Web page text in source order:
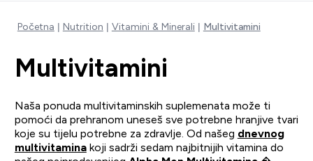
Početna Nutrition Vitamini & Minerali Multivitamini
Multivitamini
Naša ponuda multivitaminskih suplemenata može ti
pomoći da prehranom uneseš sve potrebne hranjive tvari
koje su tijelu potrebne za zdravlje. Od našeg dnevnog
multivitaminakoji sadrži sedam najbitnijih vitamina do